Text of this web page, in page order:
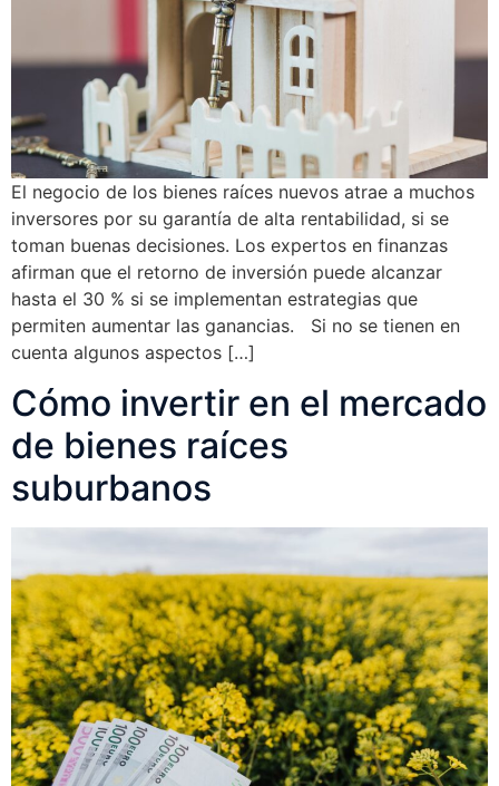
El negocio de los bienes raíces nuevos atrae a muchos
inversores por su garantía de alta rentabilidad, si se
toman buenas decisiones. Los expertos en finanzas
afirman que el retorno de inversión puede alcanzar
hasta el 30 % si se implementan estrategias que
permiten aumentar las ganancias. Si no se tienen en
cuenta algunos aspectos […]
Cómo invertir en el mercado
de bienes raíces
suburbanos